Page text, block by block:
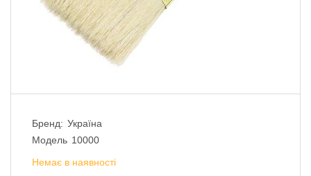
Бренд: Україна
Модель 10000
Немає в наявності